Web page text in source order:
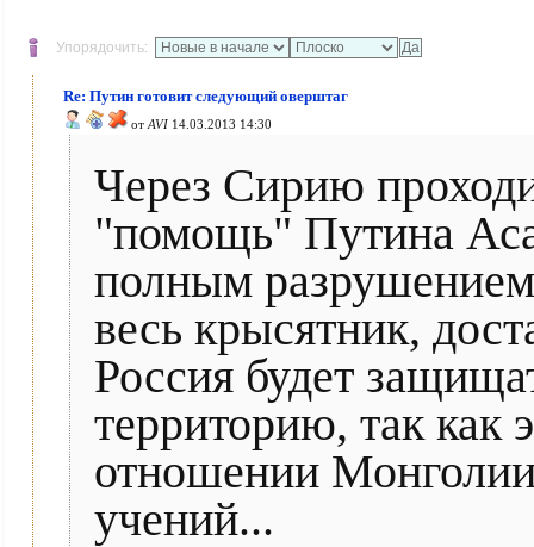
Упорядочить:
Re: Путин готовит следующий оверштаг
от AVI 14.03.2013 14:30
Через Сирию
"помощь" Путина
полным
весь крысятник,
Россия будет
территорию, так как
отношении
учений...